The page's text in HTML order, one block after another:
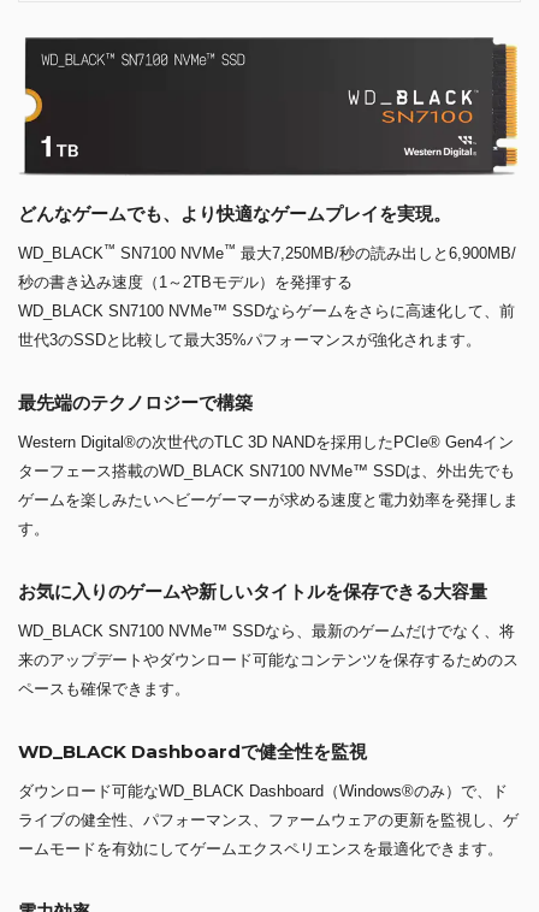
どんなゲームでも、より快適なゲームプレイを実現。
WD_BLACK™ SN7100 NVMe™ 最大7,250MB/秒の読み出しと6,900MB/
秒の書き込み速度（1～2TBモデル）を発揮する
WD_BLACK SN7100 NVMe™ SSDならゲームをさらに高速化して、前
世代3のSSDと比較して最大35%パフォーマンスが強化されます。
最先端のテクノロジーで構築
Western Digital®の次世代のTLC 3D NANDを採用したPCIe® Gen4イン
ターフェース搭載のWD_BLACK SN7100 NVMe™ SSDは、外出先でも
ゲームを楽しみたいヘビーゲーマーが求める速度と電力効率を発揮しま
す。
お気に入りのゲームや新しいタイトルを保存できる大容量
WD_BLACK SN7100 NVMe™ SSDなら、最新のゲームだけでなく、将
来のアップデートやダウンロード可能なコンテンツを保存するためのス
ペースも確保できます。
WD_BLACK Dashboardで健全性を監視
ダウンロード可能なWD_BLACK Dashboard（Windows®のみ）で、ド
ライブの健全性、パフォーマンス、ファームウェアの更新を監視し、ゲ
ームモードを有効にしてゲームエクスペリエンスを最適化できます。